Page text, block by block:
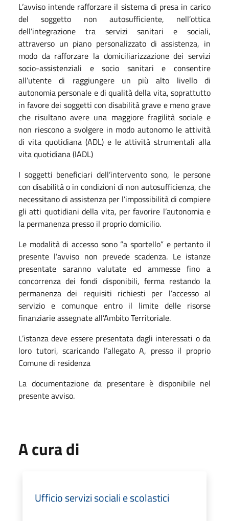
L’avviso intende rafforzare il sistema di presa in carico
del soggetto non autosufficiente, nell’ottica
dell’integrazione tra servizi sanitari e sociali,
attraverso un piano personalizzato di assistenza, in
modo da rafforzare la domiciliarizzazione dei servizi
socio-assistenziali e socio sanitari e consentire
all’utente di raggiungere un più alto livello di
autonomia personale e di qualità della vita, soprattutto
in favore dei soggetti con disabilità grave e meno grave
che risultano avere una maggiore fragilità sociale e
non riescono a svolgere in modo autonomo le attività
di vita quotidiana (ADL) e le attività strumentali alla
vita quotidiana (IADL)
I soggetti beneficiari dell’intervento sono, le persone
con disabilità o in condizioni di non autosufficienza, che
necessitano di assistenza per l’impossibilità di compiere
gli atti quotidiani della vita, per favorire l’autonomia e
la permanenza presso il proprio domicilio.
Le modalità di accesso sono “a sportello” e pertanto il
presente l’avviso non prevede scadenza. Le istanze
presentate saranno valutate ed ammesse fino a
concorrenza dei fondi disponibili, ferma restando la
permanenza dei requisiti richiesti per l’accesso al
servizio e comunque entro il limite delle risorse
finanziarie assegnate all’Ambito Territoriale.
L’istanza deve essere presentata dagli interessati o da
loro tutori, scaricando l’allegato A, presso il proprio
Comune di residenza
La documentazione da presentare è disponibile nel
presente avviso.
A cura di
Ufficio servizi sociali e scolastici